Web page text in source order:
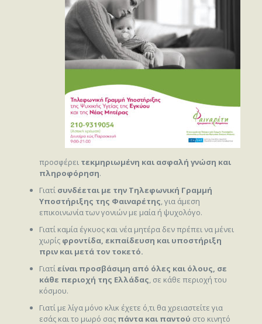
προσφέρει τεκμηριωμένη και ασφαλή γνώση και
πληροφόρηση.
Γιατί συνδέεται με την Τηλεφωνική Γραμμή
Υποστήριξης της Φαιναρέτης, για άμεση
επικοινωνία των γονιών με μαία ή ψυχολόγο.
Γιατί καμία έγκυος και νέα μητέρα δεν πρέπει να μένει
χωρίς φροντίδα, εκπαίδευση και υποστήριξη
πριν και μετά τον τοκετό.
Γιατίείναι προσβάσιμη από όλες και όλους, σε
κάθε περιοχή της Ελλάδας, σε κάθε περιοχή του
κόσμου.
Γιατί με λίγα μόνο κλικ έχετε ό,τι θα χρειαστείτε για
εσάς και το μωρό σας πάντα και παντού στο κινητό